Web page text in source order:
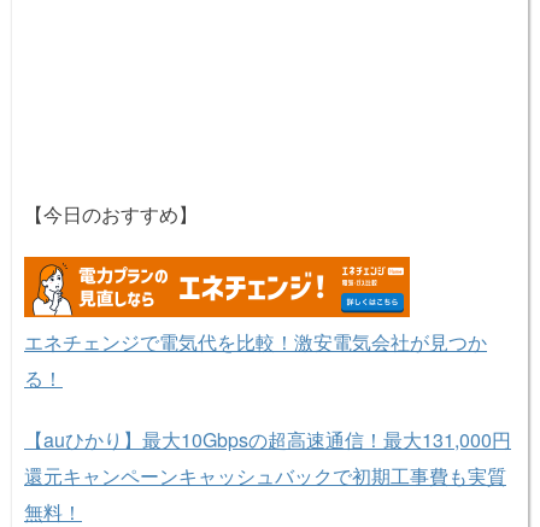
【今日のおすすめ】
エネチェンジで電気代を比較！激安電気会社が見つか
る！
【auひかり】最大10Gbpsの超高速通信！最大131,000円
還元キャンペーンキャッシュバックで初期工事費も実質
無料！